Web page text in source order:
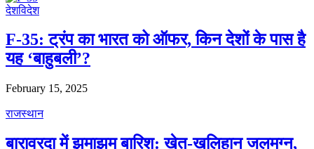
देशविदेश
F-35: ट्रंप का भारत को ऑफर, किन देशों के पास है
यह ‘बाहुबली’?
February 15, 2025
राजस्थान
बारावरदा में झमाझम बारिश: खेत-खलिहान जलमग्न,